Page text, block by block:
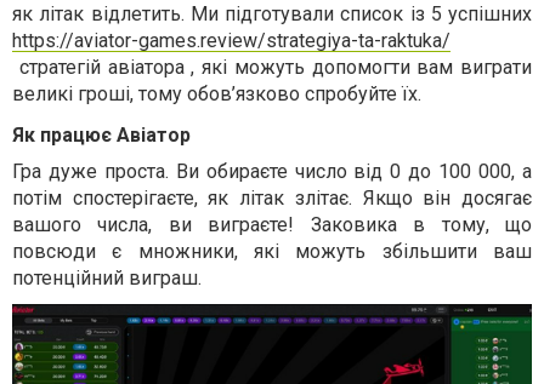
як літак відлетить. Ми підготували список із 5 успішних
https://aviator-games.review/strategiya-ta-raktuka/
стратегій авіатора, які можуть допомогти вам виграти
великі гроші, тому обов’язково спробуйте їх.
Як працює Авіатор
Гра дуже проста. Ви обираєте число від 0 до 100 000, а
потім спостерігаєте, як літак злітає. Якщо він досягає
вашого числа, ви виграєте! Заковика в тому, що
повсюди є множники, які можуть збільшити ваш
потенційний виграш.